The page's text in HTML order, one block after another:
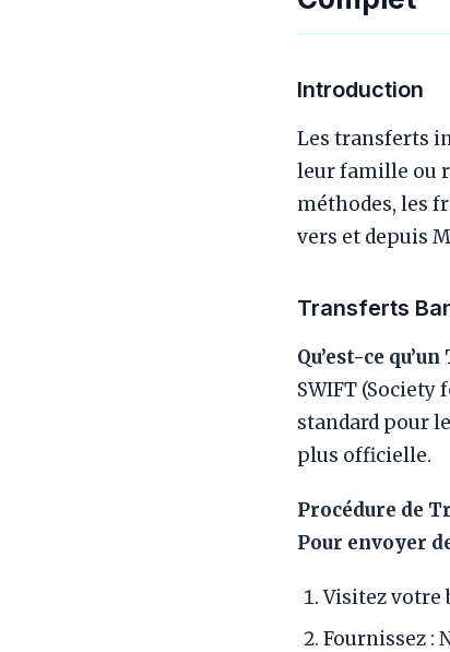
Introduction
Les transferts
leur famille ou
méthodes, les
vers et depuis
Transferts
Qu’est-ce
SWIFT
standard pour
plus officielle.
Procédure de
Pour envoyer
Visitez votre
Fournissez :